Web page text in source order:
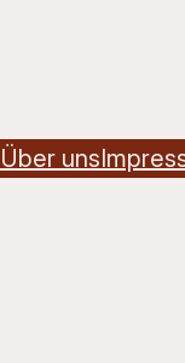
Über uns